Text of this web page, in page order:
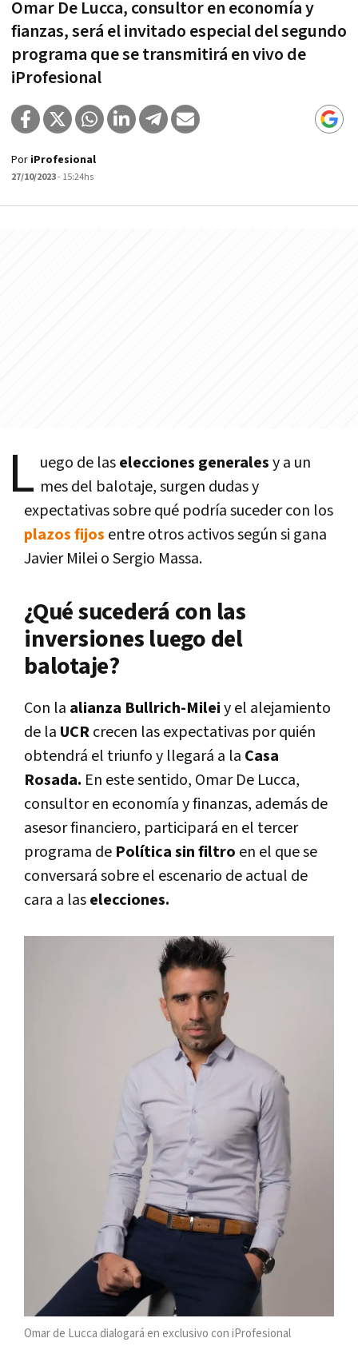
Omar De Lucca, consultor en economía y
fianzas, será el invitado especial del segundo
programa que se transmitirá en vivo de
iProfesional
Por iProfesional
27/10/2023- 15:24hs
L uego de laselecciones generalesy a un
mes del balotaje, surgen dudas y
expectativas sobre qué podría suceder con los
plazos fijos entre otros activos según si gana
Javier Milei o Sergio Massa.
¿Qué sucederá con las
inversiones luego del
balotaje?
Con la alianza Bullrich-Mileiy el alejamiento
de la UCRcrecen las expectativas por quién
obtendrá el triunfo y llegará a la Casa
Rosada. En este sentido, Omar De Lucca,
consultor en economía y finanzas, además de
asesor financiero, participará en el tercer
programa de Política sin filtro en el que se
conversará sobre el escenario de actual de
cara a laselecciones.
Omar de Lucca dialogará en exclusivo con iProfesional